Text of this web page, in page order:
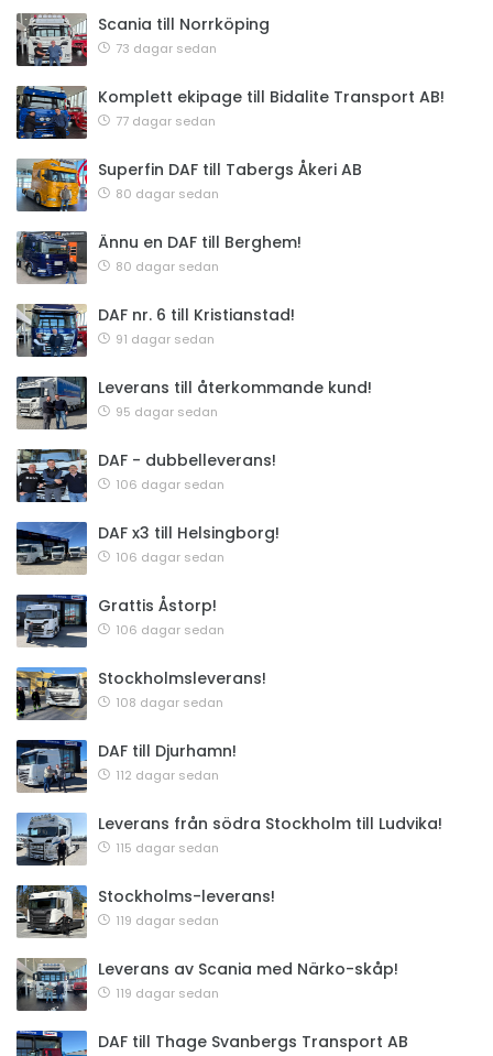
Scania till Norrköping
73 dagar sedan
Komplett ekipage till Bidalite Transport AB!
77 dagar sedan
Superfin DAF till Tabergs Åkeri AB
80 dagar sedan
Ännu en DAF till Berghem!
80 dagar sedan
DAF nr. 6 till Kristianstad!
91 dagar sedan
Leverans till återkommande kund!
95 dagar sedan
DAF - dubbelleverans!
106 dagar sedan
DAF x3 till Helsingborg!
106 dagar sedan
Grattis Åstorp!
106 dagar sedan
Stockholmsleverans!
108 dagar sedan
DAF till Djurhamn!
112 dagar sedan
Leverans från södra Stockholm till Ludvika!
115 dagar sedan
Stockholms-leverans!
119 dagar sedan
Leverans av Scania med Närko-skåp!
119 dagar sedan
DAF till Thage Svanbergs Transport AB